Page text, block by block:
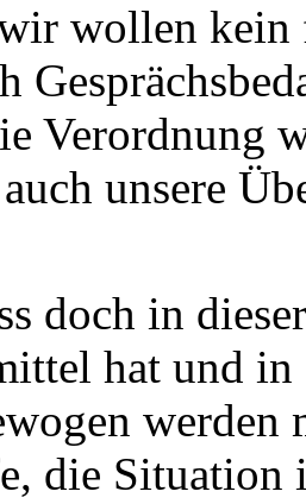
wollen kein
Verordnung
unsere
doch in
hat und in
die Situation